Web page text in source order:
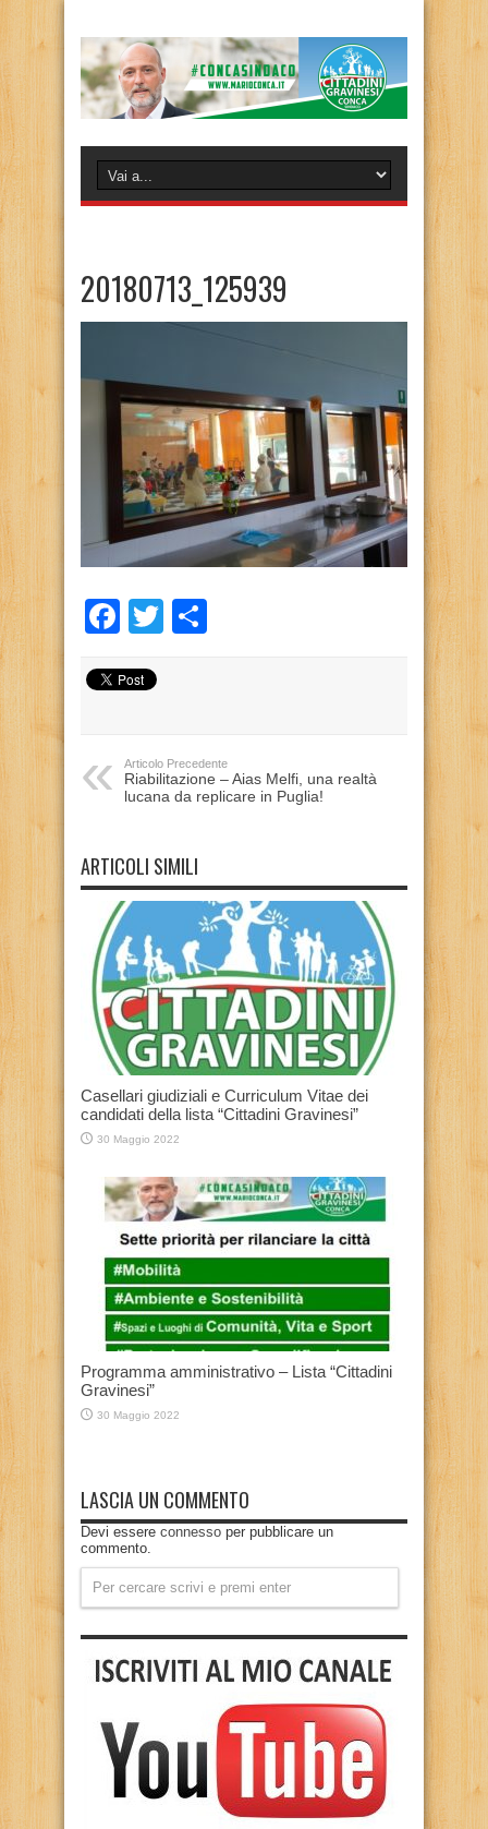
20180713_125939
Facebook
Twitter
Articolo Precedente
Riabilitazione – Aias Melfi, una realtà
lucana da replicare in Puglia!
ARTICOLI SIMILI
Casellari giudiziali e Curriculum Vitae dei
candidati della lista “Cittadini Gravinesi”
30 Maggio 2022
Programma amministrativo – Lista “Cittadini
Gravinesi”
30 Maggio 2022
LASCIA UN COMMENTO
Devi essere connesso per pubblicare un
commento.